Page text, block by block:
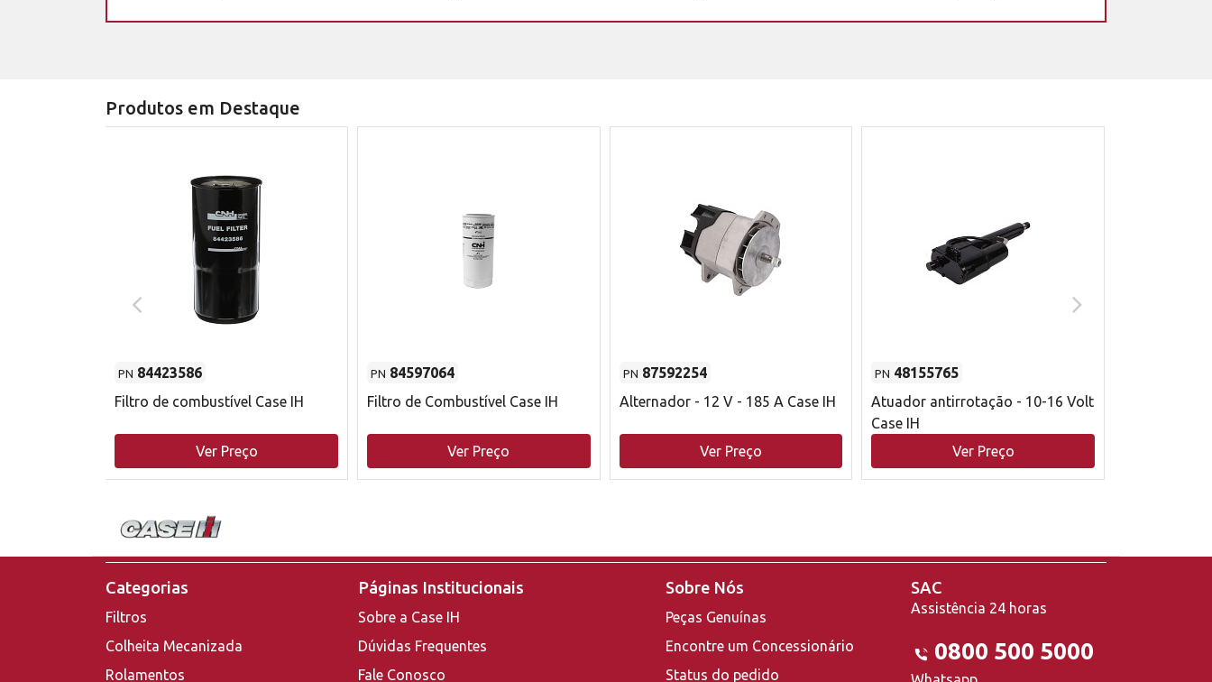
Produtos em Destaque
PN 84423586
Filtro de combustível Case IH
Ver Preço
PN 84597064
Filtro de Combustível Case IH
Ver Preço
PN 87592254
Alternador - 12 V - 185 A Case IH
Ver Preço
PN 48155765
Atuador antirrotação - 10-16 Volt
Case IH
Ver Preço
Categorias
Filtros
Colheita Mecanizada
Rolamentos
Páginas Institucionais
Sobre a Case IH
Dúvidas Frequentes
Fale Conosco
Sobre Nós
Peças Genuínas
Encontre um Concessionário
Status do pedido
SAC
Assistência 24 horas
0800 500 5000